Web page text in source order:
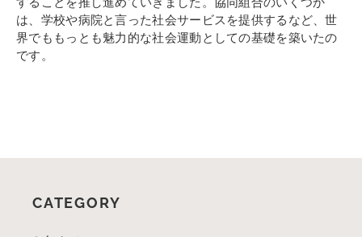
は、学校や病院と言った社会サービスを提供するなど、世
界でももっとも魅力的な社会運動としての基礎を築いたの
です。
CATEGORY